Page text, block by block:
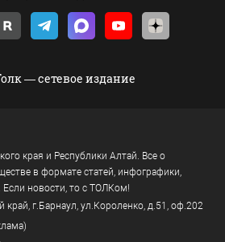
— сетевое издание
края и Республики Алтай. Все о
в формате статей, инфографики,
новости, то с ТОЛКом!
край, г.Барнаул, ул.Короленко, д.51, оф.202